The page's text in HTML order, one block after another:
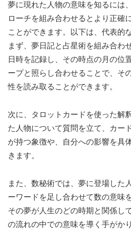
夢に現れた人物の意味を知るには
ローチを組み合わせるとより正確
ことができます。以下は、代表的
まず、夢日記と占星術を組み合わ
日時を記録し、その時点の月の位
ープと照らし合わせることで、そ
性を読み取ることができます。
次に、タロットカードを使った解
た人物について質問を立て、カー
が持つ象徴や、自分への影響を具
きます。
また、数秘術では、夢に登場した
ーワードを足し合わせて数の意味
その夢が人生のどの時期と関係し
の流れの中での意味を導く手がか